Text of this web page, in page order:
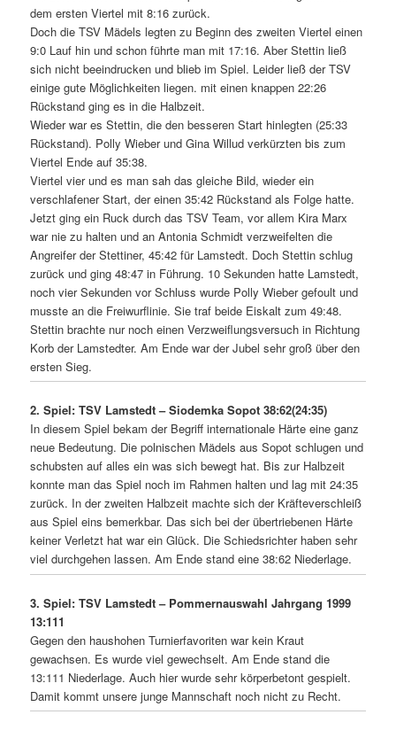
dem ersten Viertel mit 8:16 zurück.
Doch die TSV Mädels legten zu Beginn des zweiten Viertel einen
9:0 Lauf hin und schon führte man mit 17:16. Aber Stettin ließ
sich nicht beeindrucken und blieb im Spiel. Leider ließ der TSV
einige gute Möglichkeiten liegen. mit einen knappen 22:26
Rückstand ging es in die Halbzeit.
Wieder war es Stettin, die den besseren Start hinlegten (25:33
Rückstand). Polly Wieber und Gina Willud verkürzten bis zum
Viertel Ende auf 35:38.
Viertel vier und es man sah das gleiche Bild, wieder ein
verschlafener Start, der einen 35:42 Rückstand als Folge hatte.
Jetzt ging ein Ruck durch das TSV Team, vor allem Kira Marx
war nie zu halten und an Antonia Schmidt verzweifelten die
Angreifer der Stettiner, 45:42 für Lamstedt. Doch Stettin schlug
zurück und ging 48:47 in Führung. 10 Sekunden hatte Lamstedt,
noch vier Sekunden vor Schluss wurde Polly Wieber gefoult und
musste an die Freiwurflinie. Sie traf beide Eiskalt zum 49:48.
Stettin brachte nur noch einen Verzweiflungsversuch in Richtung
Korb der Lamstedter. Am Ende war der Jubel sehr groß über den
ersten Sieg.
2. Spiel: TSV Lamstedt – Siodemka Sopot 38:62(24:35)
In diesem Spiel bekam der Begriff internationale Härte eine ganz
neue Bedeutung. Die polnischen Mädels aus Sopot schlugen und
schubsten auf alles ein was sich bewegt hat. Bis zur Halbzeit
konnte man das Spiel noch im Rahmen halten und lag mit 24:35
zurück. In der zweiten Halbzeit machte sich der Kräfteverschleiß
aus Spiel eins bemerkbar. Das sich bei der übertriebenen Härte
keiner Verletzt hat war ein Glück. Die Schiedsrichter haben sehr
viel durchgehen lassen. Am Ende stand eine 38:62 Niederlage.
3. Spiel: TSV Lamstedt – Pommernauswahl Jahrgang 1999
13:111
Gegen den haushohen Turnierfavoriten war kein Kraut
gewachsen. Es wurde viel gewechselt. Am Ende stand die
13:111 Niederlage. Auch hier wurde sehr körperbetont gespielt.
Damit kommt unsere junge Mannschaft noch nicht zu Recht.